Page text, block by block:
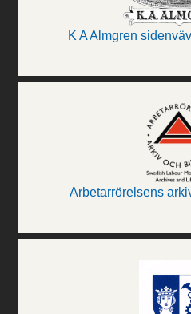
K A Almgren
Arbetarrörelsens